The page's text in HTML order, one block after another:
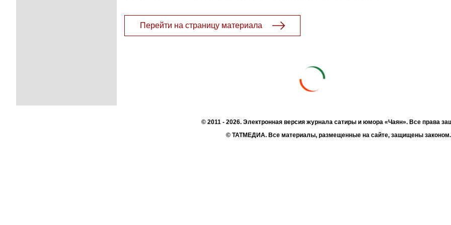
Перейти на страницу материала
© 2011 - 2026. Электронная версия журнала сатиры и юмора «Чаян». Все права
© ТАТМЕДИА. Все материалы, размещенные на сайте, защищены законом.